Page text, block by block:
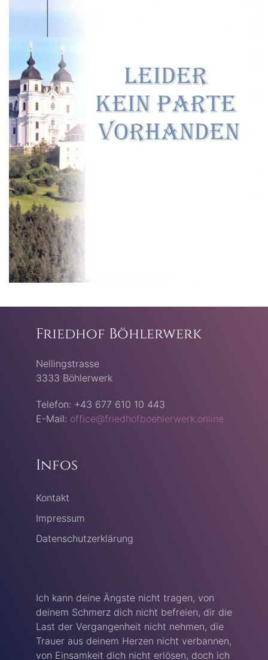
Friedhof Böhlerwerk
Nellingstrasse
3333 Böhlerwerk
Telefon: +43 677 610 10 443
E-Mail: office@friedhofboehlerwerk.online
Infos
Kontakt
Impressum
Datenschutzerklärung
Ich kann deine Ängste nicht tragen, von
deinem Schmerz dich nicht befreien, dir die
Last der Vergangenheit nicht nehmen, die
Trauer aus deinem Herzen nicht verbannen,
von Einsamkeit dich nicht erlösen, doch ich